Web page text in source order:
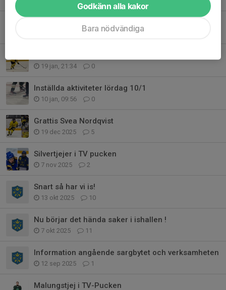
0
19 jan, 21:34 0
Inställda aktiviteter lördag 10/1
10 jan, 09:56 0
Grattis Svea Nordqvist
19 dec 2025 5
Silvertjejer i TV pucken
7 nov 2025 2
Snart så har vi is!
13 okt 2025 10
Nu börjar det hända saker i ishallen !
7 okt 2025 11
Information angående sargbytet och verksamheten
12 sep 2025 1
Malungstjej i TV-Pucken
Godkänn alla kakor
Bara nödvändiga